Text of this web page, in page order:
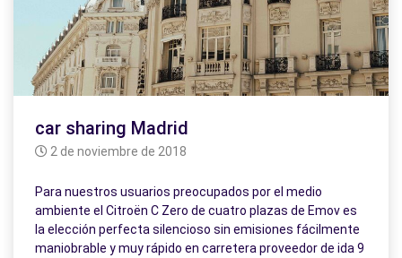
car sharing Madrid
2 de noviembre de 2018
Para nuestros usuarios preocupados por el medio
ambiente el Citroën C Zero de cuatro plazas de Emov es
la elección perfecta silencioso sin emisiones fácilmente
maniobrable y muy rápido en carretera proveedor de ida 9